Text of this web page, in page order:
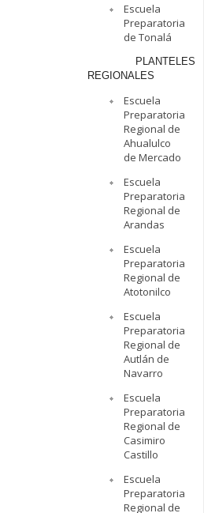
Escuela
Preparatoria
de Tonalá
PLANTELES
REGIONALES
Escuela
Preparatoria
Regional de
Ahualulco
de Mercado
Escuela
Preparatoria
Regional de
Arandas
Escuela
Preparatoria
Regional de
Atotonilco
Escuela
Preparatoria
Regional de
Autlán de
Navarro
Escuela
Preparatoria
Regional de
Casimiro
Castillo
Escuela
Preparatoria
Regional de